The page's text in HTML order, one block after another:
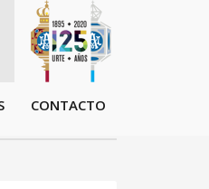
CONTACTO